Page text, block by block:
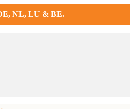
Lieferung und Montage
NL, LU & BE.